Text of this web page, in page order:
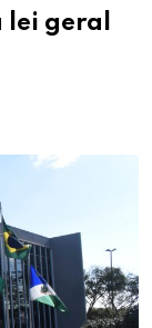
lei geral